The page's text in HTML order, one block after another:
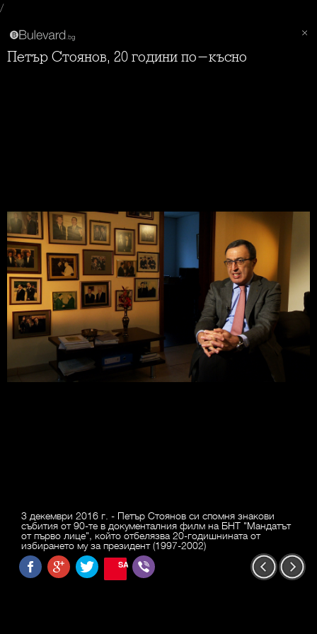
/
Петър Стоянов, 20 години по-късно
3 декември 2016 г. - Петър Стоянов си спомня знакови
събития от 90-те в документалния филм на БНТ "Мандатът
от първо лице", който отбелязва 20-годишнината от
избирането му за президент (1997-2002)
SAVE